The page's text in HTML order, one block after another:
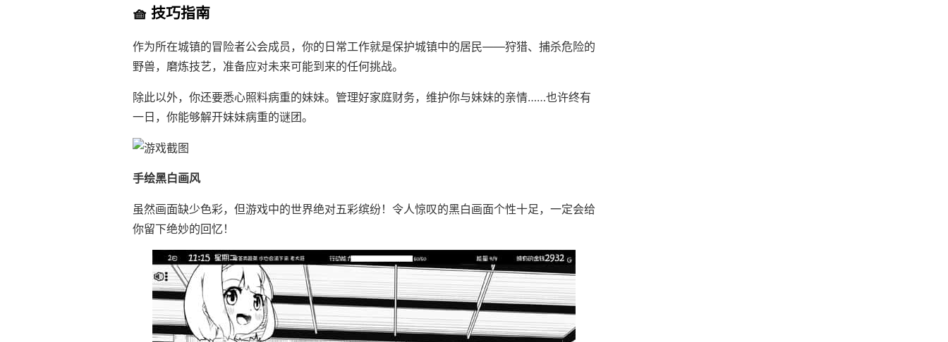
🧺 技巧指南
作为所在城镇的冒险者公会成员，你的日常工作就是保护城镇中的居民——狩猎、捕杀危险的
野兽，磨炼技艺，准备应对未来可能到来的任何挑战。
除此以外，你还要悉心照料病重的妹妹。管理好家庭财务，维护你与妹妹的亲情……也许终有
一日，你能够解开妹妹病重的谜团。
手绘黑白画风
虽然画面缺少色彩，但游戏中的世界绝对五彩缤纷！令人惊叹的黑白画面个性十足，一定会给
你留下绝妙的回忆！